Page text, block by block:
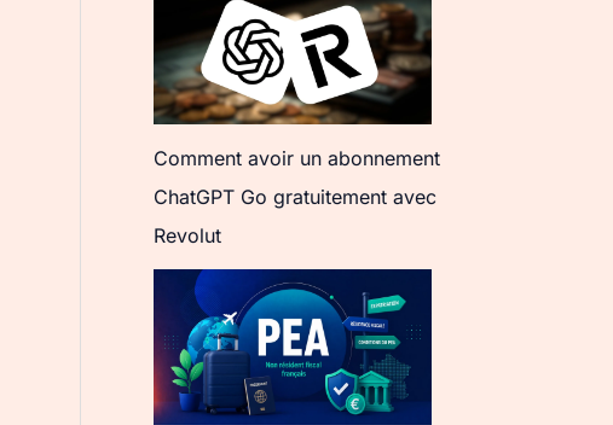
Comment avoir un abonnement
ChatGPT Go gratuitement avec
Revolut